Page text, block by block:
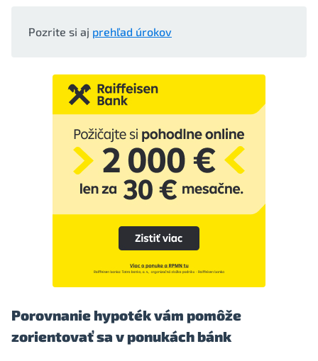
Pozrite si aj prehľad úrokov
Porovnanie hypoték vám pomôže
zorientovať sa v ponukách bánk